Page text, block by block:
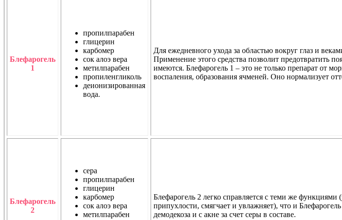
Блефарогель
1
пропилпарабен
глицерин
карбомер
сок алоэ вера
метилпарабен
пропиленгликоль
деионизированная
вода.
Для ежедневного ухода за областью вокруг глаз и
Применение этого средства позволит предотвратить
имеются. Блефарогель 1 – это не только препарат от
воспаления, образования ячменей. Оно нормализует
Блефарогель
2
сера
пропилпарабен
глицерин
карбомер
сок алоэ вера
метилпарабен
Блефарогель 2 легко справляется с теми же функциями
припухлости, смягчает и увлажняет), что и
демодекоза и с акне за счет серы в составе.